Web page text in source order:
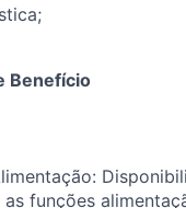
Benefício
funções